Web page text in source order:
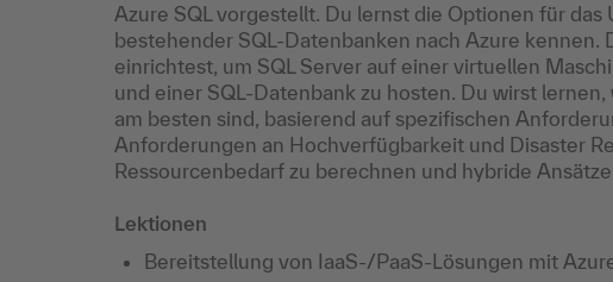
Azure SQL vorgestellt. Du lernst die Optionen für das
bestehender SQL-Datenbanken nach Azure kennen.
einrichtest, um SQL Server auf einer virtuellen
und einer SQL-Datenbank zu hosten. Du wirst
am besten sind, basierend auf spezifischen
Anforderungen an Hochverfügbarkeit und Disaster
Ressourcenbedarf zu berechnen und hybride
Lektionen
Bereitstellung von IaaS-/PaaS-Lösungen mit